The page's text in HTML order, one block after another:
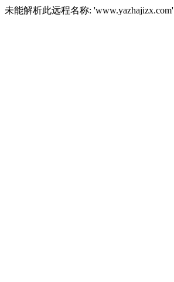
未能解析此远程名称: 'www.yazhajizx.com'